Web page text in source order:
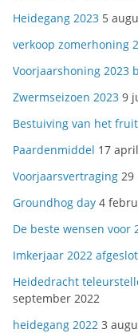
Heidegang 2023 5
verkoop zomerhoning
Voorjaarshoning 2023
Zwermseizoen 2023 9
Bestuiving van het
Paardenmiddel 17
Voorjaarsvertraging 29
Groundhog day 4
De beste wensen voor
Imkerjaar 2022
Heidedracht
september 2022
heidegang 2022 3